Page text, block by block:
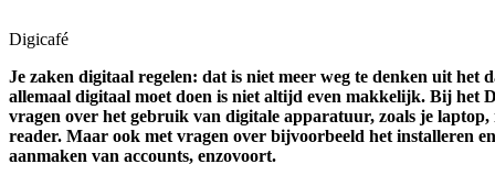
Digicafé
Je zaken digitaal regelen: dat is niet meer weg te denken uit het
allemaal digitaal moet doen is niet altijd even makkelijk. Bij het
vragen over het gebruik van digitale apparatuur, zoals je laptop,
reader. Maar ook met vragen over bijvoorbeeld het installeren
aanmaken van accounts, enzovoort.